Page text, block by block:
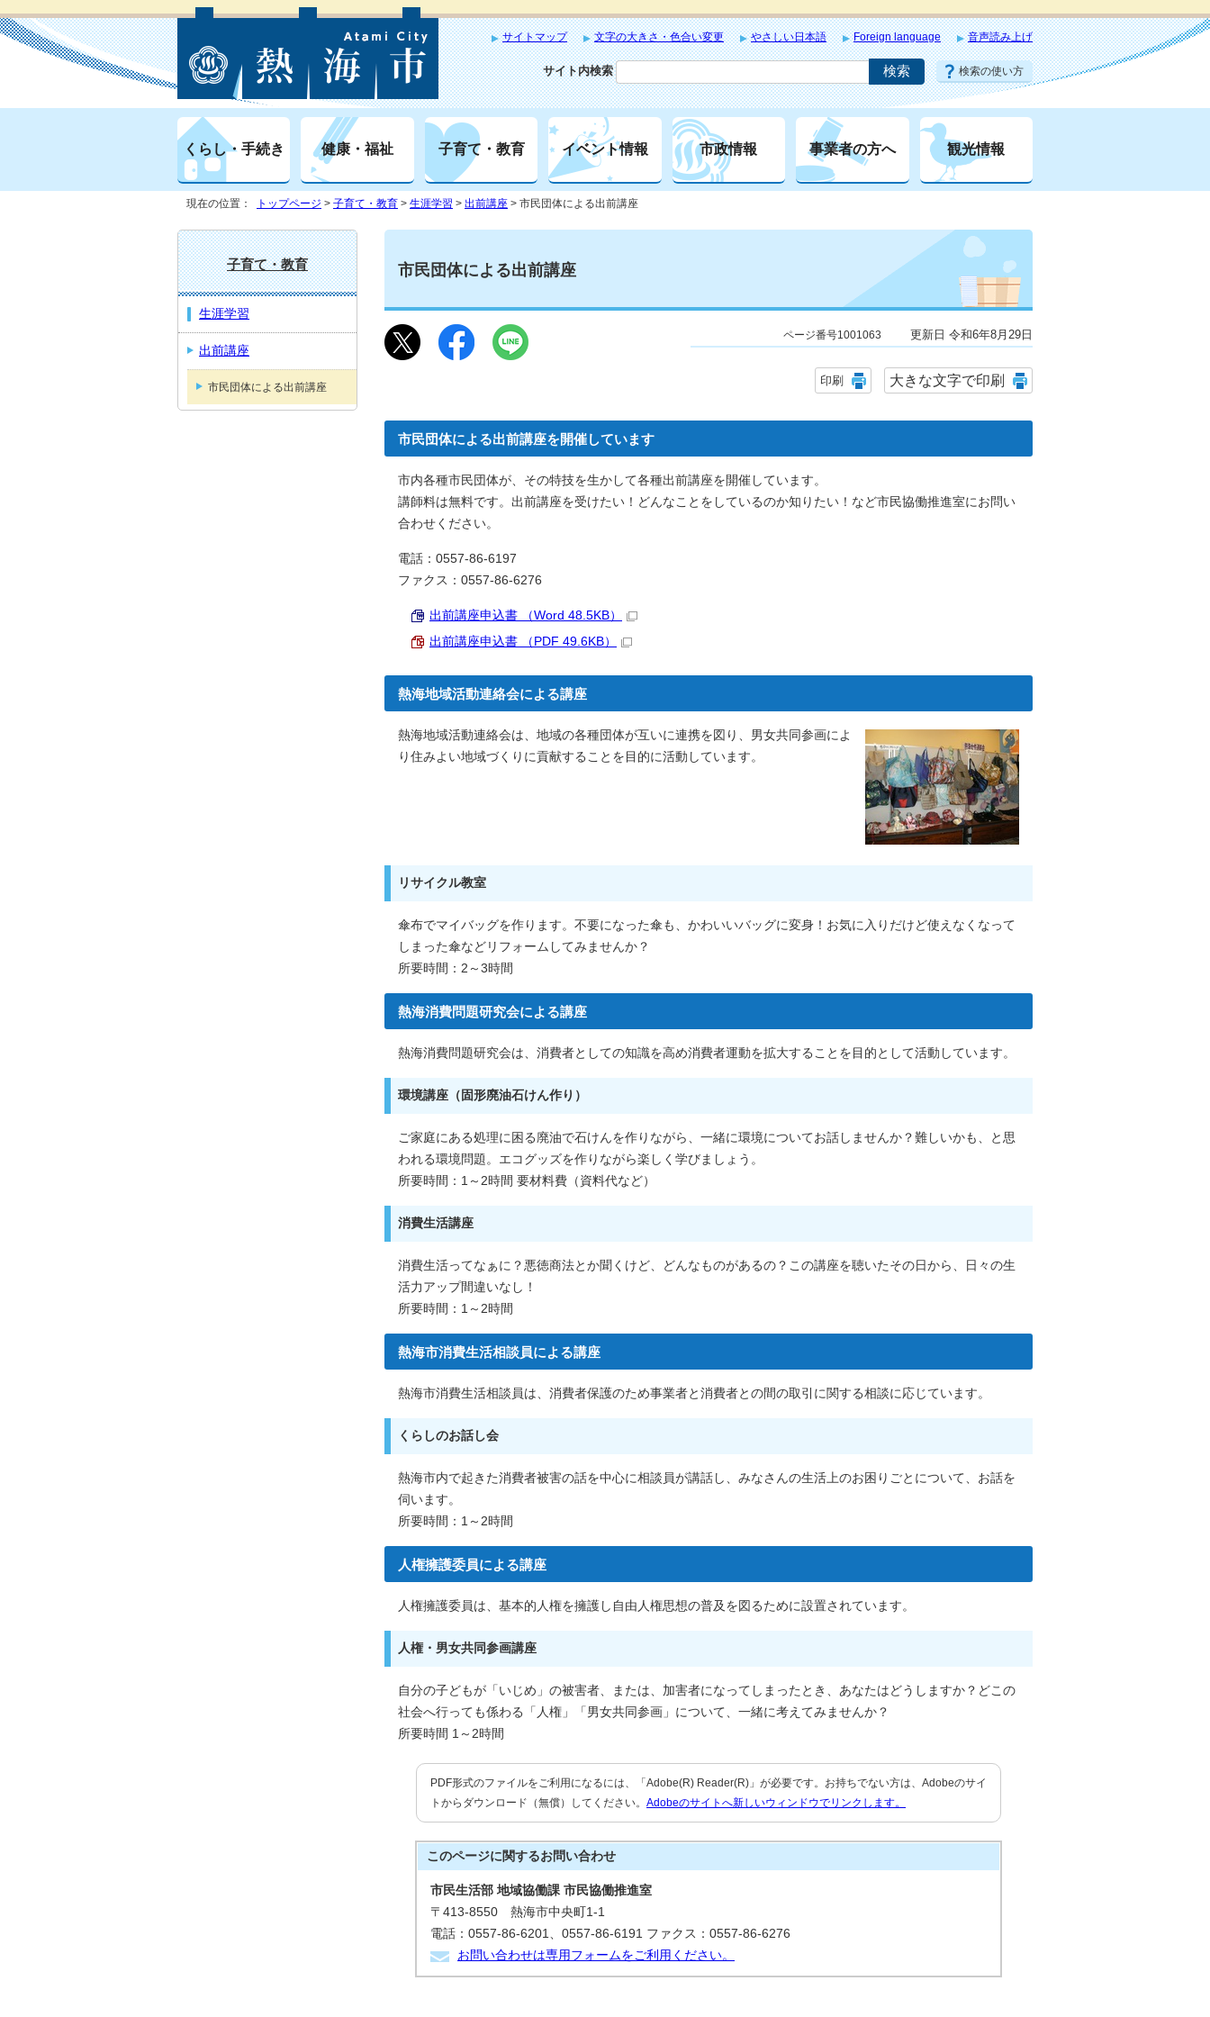
サイトマップ 文字の大きさ・色合い変更 やさしい日本語 Foreign language 音声読み上げ
サイト内検索 検索の使い方
くらし・手続き 健康・福祉 子育て・教育 イベント情報 市政情報 事業者の方へ 観光情報
現在の位置： トップページ > 子育て・教育 > 生涯学習 > 出前講座 > 市民団体による出前講座
市民団体による出前講座
ページ番号1001063 更新日 令和6年8月29日
印刷 大きな文字で印刷
市民団体による出前講座を開催しています
市内各種市民団体が、その特技を生かして各種出前講座を開催しています。
講師料は無料です。出前講座を受けたい！どんなことをしているのか知りたい！など市民協働推進室にお問い
合わせください。
電話：0557-86-6197
ファクス：0557-86-6276
出前講座申込書 （Word 48.5KB）
出前講座申込書 （PDF 49.6KB）
熱海地域活動連絡会による講座
熱海地域活動連絡会は、地域の各種団体が互いに連携を図り、男女共同参画によ
り住みよい地域づくりに貢献することを目的に活動しています。
リサイクル教室
傘布でマイバッグを作ります。不要になった傘も、かわいいバッグに変身！お気に入りだけど使えなくなって
しまった傘などリフォームしてみませんか？
所要時間：2～3時間
熱海消費問題研究会による講座
熱海消費問題研究会は、消費者としての知識を高め消費者運動を拡大することを目的として活動しています。
環境講座（固形廃油石けん作り）
ご家庭にある処理に困る廃油で石けんを作りながら、一緒に環境についてお話しませんか？難しいかも、と思
われる環境問題。エコグッズを作りながら楽しく学びましょう。
所要時間：1～2時間 要材料費（資料代など）
消費生活講座
消費生活ってなぁに？悪徳商法とか聞くけど、どんなものがあるの？この講座を聴いたその日から、日々の生
活力アップ間違いなし！
所要時間：1～2時間
熱海市消費生活相談員による講座
熱海市消費生活相談員は、消費者保護のため事業者と消費者との間の取引に関する相談に応じています。
くらしのお話し会
熱海市内で起きた消費者被害の話を中心に相談員が講話し、みなさんの生活上のお困りごとについて、お話を
伺います。
所要時間：1～2時間
人権擁護委員による講座
人権擁護委員は、基本的人権を擁護し自由人権思想の普及を図るために設置されています。
人権・男女共同参画講座
自分の子どもが「いじめ」の被害者、または、加害者になってしまったとき、あなたはどうしますか？どこの
社会へ行っても係わる「人権」「男女共同参画」について、一緒に考えてみませんか？
所要時間 1～2時間
PDF形式のファイルをご利用になるには、「Adobe(R) Reader(R)」が必要です。お持ちでない方は、Adobeのサイ
トからダウンロード（無償）してください。 Adobeのサイトへ新しいウィンドウでリンクします。
このページに関するお問い合わせ
市民生活部 地域協働課 市民協働推進室
〒413-8550 熱海市中央町1-1
電話：0557-86-6201、0557-86-6191 ファクス：0557-86-6276
お問い合わせは専用フォームをご利用ください。
子育て・教育
生涯学習
出前講座
市民団体による出前講座